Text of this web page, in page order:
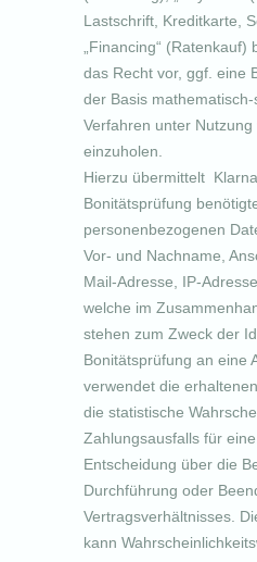
Lastschrift, Kreditkarte,
„Financing“
das Recht vor, ggf. eine
der Basis
Verfahren unter Nutzung
einzuholen.
Hierzu übermittelt
Bonitätsprüfung
personenbezogenen
Vor- und Nachname,
Mail-Adresse, IP-
welche im
stehen zum Zweck der
Bonitätsprüfung an eine
verwendet die
die statistische
Zahlungsausfalls für
Entscheidung über die
Durchführung oder
Vertragsverhältnisses.
kann